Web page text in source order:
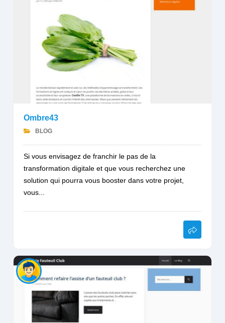
Ombre43
BLOG
Si vous envisagez de franchir le pas de la
transformation digitale et que vous recherchez une
solution qui pourra vous booster dans votre projet,
vous...